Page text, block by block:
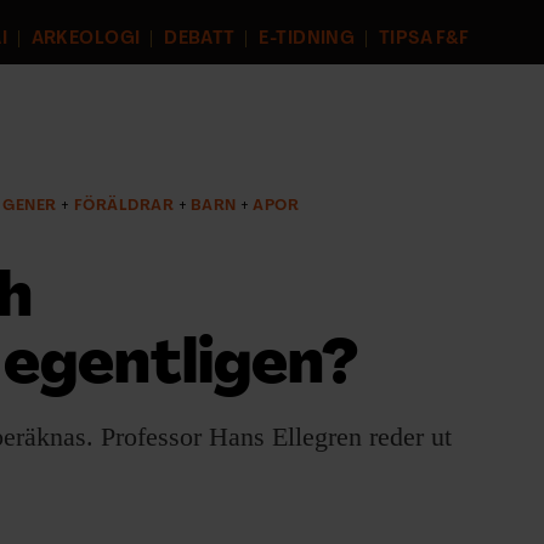
ARKEOLOGI DEBATT E-TIDNING TIPSA F&F
GENER FÖRÄLDRAR BARN APOR
Professor Hans Ellegren reder ut